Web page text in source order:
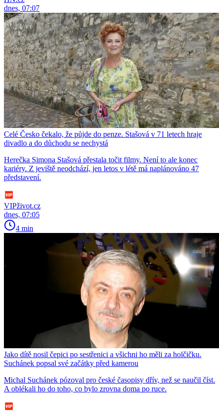
dnes, 07:07
Celé Česko čekalo, že půjde do penze. Stašová v 71 letech hraje
divadlo a do důchodu se nechystá
Herečka Simona Stašová přestala točit filmy. Není to ale konec
kariéry. Z jeviště neodchází, jen letos v létě má naplánováno 47
představení.
VIPživot.cz
dnes, 07:05
4 min
Jako dítě nosil čepici po sestřenici a všichni ho měli za holčičku.
Suchánek popsal své začátky před kamerou
Michal Suchánek pózoval pro české časopisy dřív, než se naučil číst.
A oblékali ho do toho, co bylo zrovna doma po ruce.